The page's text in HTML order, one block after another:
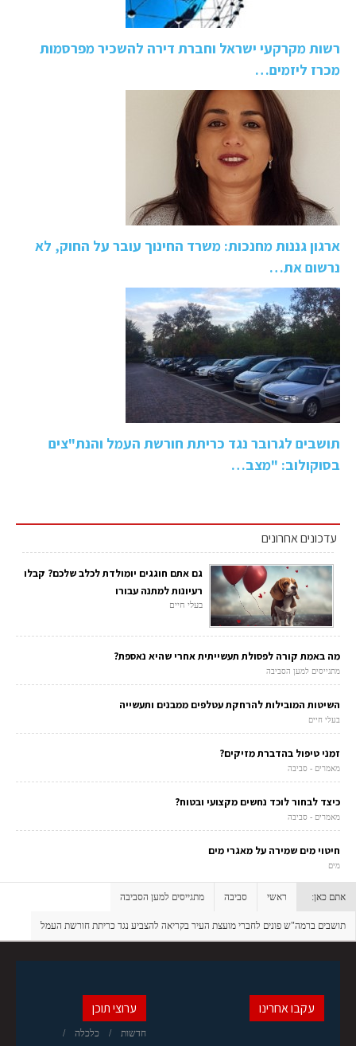
רשות מקרקעי ישראל וחברת דירה להשכיר מפרסמות
מכרז ליזמים…
ארגון גננות מחנכות: משרד החינוך עובר על החוק, לא
נרשום את…
תושבים לגרובר נגד כריתת חורשת העמל והנת"צים
בסוקולוב: "מצב…
עדכונים אחרונים
גם אתם חוגגים יומולדת לכלב שלכם? קבלו
רעיונות למתנה עבורו
בעלי חיים
מה באמת קורה לפסולת תעשייתית אחרי שהיא נאספת?
מתגייסים למען הסביבה
השיטות המובילות להרחקת עטלפים ממבנים ותעשייה
בעלי חיים
זמני טיפול בהדברת מזיקים?
מאמרים - סביבה
כיצד לבחור לוכד נחשים מקצועי ובטוח?
מאמרים - סביבה
חיטוי מים שמירה על מאגרי מים
מים
אתם כאן: ראשי סביבה מתגייסים למען הסביבה
תושבים ברמה"ש פונים לחברי מועצת העיר בקריאה להצביע נגד כריתת חורשת העמל
ערוצי תוכן
חדשות כלכלה
עקבו אחרינו